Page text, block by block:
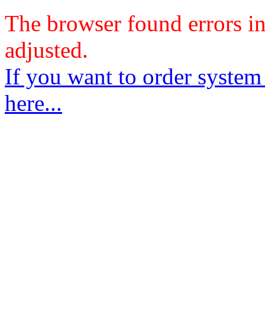
The browser found errors
adjusted.
If you want to order
here...